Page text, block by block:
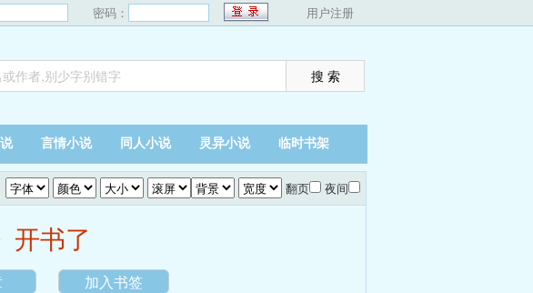
密码： 用户注册
言情小说 同人小说 灵异小说 临时书架
翻页 夜间
开书了
加入书签